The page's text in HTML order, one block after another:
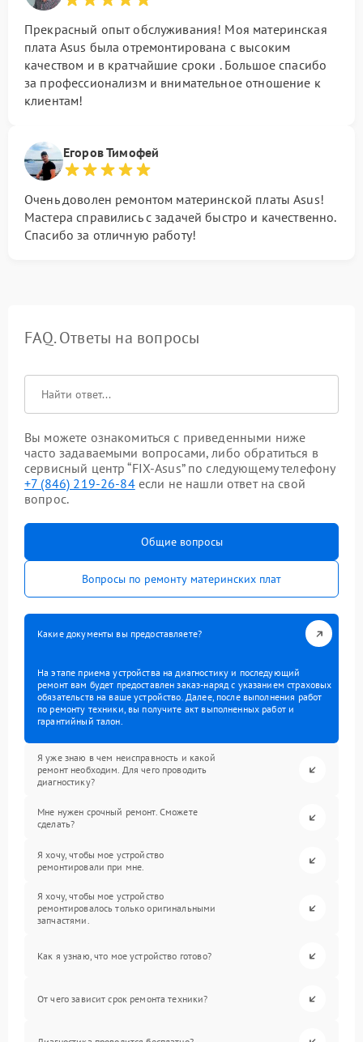
Прекрасный опыт обслуживания! Моя материнская
плата Asus была отремонтирована с высоким
качеством и в кратчайшие сроки . Большое спасибо
за профессионализм и внимательное отношение к
клиентам!
Егоров Тимофей
Очень доволен ремонтом материнской платы Asus!
Мастера справились с задачей быстро и качественно.
Спасибо за отличную работу!
FAQ. Ответы на вопросы
Вы можете ознакомиться с приведенными ниже
часто задаваемыми вопросами, либо обратиться в
сервисный центр “FIX-Asus” по следующему телефону
+7 (846) 219-26-84если не нашли ответ на свой
вопрос.
Общие вопросы
Вопросы по ремонту материнских плат
Какие документы вы предоставляете?
На этапе приема устройства на диагностику и последующий
ремонт вам будет предоставлен заказ-наряд с указанием страховых
обязательств на ваше устройство. Далее, после выполнения работ
по ремонту техники, вы получите акт выполненных работ и
гарантийный талон.
Я уже знаю в чем неисправность и какой
ремонт необходим. Для чего проводить
диагностику?
Мне нужен срочный ремонт. Сможете
сделать?
Я хочу, чтобы мое устройство
ремонтировали при мне.
Я хочу, чтобы мое устройство
ремонтировалось только оригинальными
запчастями.
Как я узнаю, что мое устройство готово?
От чего зависит срок ремонта техники?